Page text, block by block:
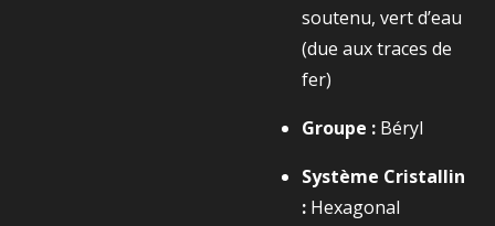
soutenu, vert d’eau
(due aux traces de
fer)
Groupe : Béryl
Système Cristallin
: Hexagonal